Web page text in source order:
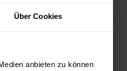
Über Cookies
anbieten zu können
oder demVelo
Übersicht hilft